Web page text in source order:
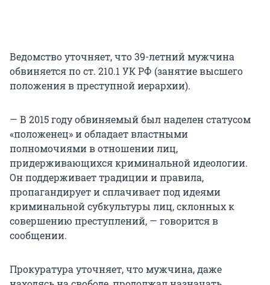
Ведомство уточняет, что 39-летний мужчина
обвиняется по ст. 210.1 УК РФ (занятие высшего
положения в преступной иерархии).
— В 2015 году обвиняемый был наделен статусом
«положенец» и обладает властными
полномочиями в отношении лиц,
придерживающихся криминальной идеологии.
Он поддерживает традиции и правила,
пропагандирует и сплачивает под идеями
криминальной субкультуры лиц, склонных к
совершению преступлений, — говорится в
сообщении.
Прокуратура уточняет, что мужчина, даже